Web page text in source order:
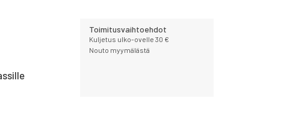
Toimitusvaihtoehdot
Kuljetus ulko-ovelle 30 €
Nouto myymälästä